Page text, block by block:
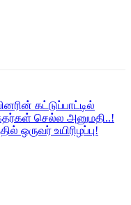
கட்டுப்பாட்டில்
செல்ல அனுமதி..!
ஒருவர் உயிரிழப்பு!